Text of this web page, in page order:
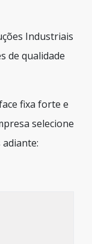
Industriais
de qualidade
fixa forte e
selecione